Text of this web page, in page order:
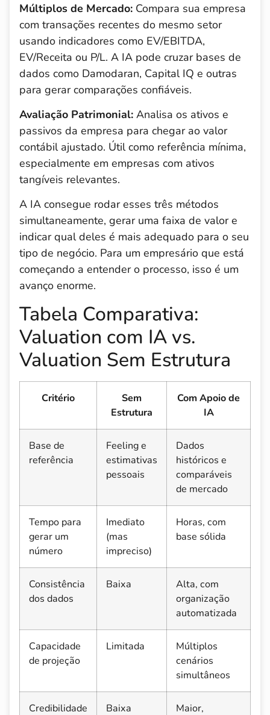
Múltiplos de Mercado: Compara sua empresa
com transações recentes do mesmo setor
usando indicadores como EV/EBITDA,
EV/Receita ou P/L. A IA pode cruzar bases de
dados como Damodaran, Capital IQ e outras
para gerar comparações confiáveis.
Avaliação Patrimonial: Analisa os ativos e
passivos da empresa para chegar ao valor
contábil ajustado. Útil como referência mínima,
especialmente em empresas com ativos
tangíveis relevantes.
A IA consegue rodar esses três métodos
simultaneamente, gerar uma faixa de valor e
indicar qual deles é mais adequado para o seu
tipo de negócio. Para um empresário que está
começando a entender o processo, isso é um
avanço enorme.
Tabela Comparativa:
Valuation com IA vs.
Valuation Sem Estrutura
Critério
Sem
Estrutura
Com Apoio de
IA
Base de
referência
Feeling e
estimativas
pessoais
Dados
históricos e
comparáveis
de mercado
Tempo para
gerar um
número
Imediato
(mas
impreciso)
Horas, com
base sólida
Consistência
dos dados
Baixa
Alta, com
organização
automatizada
Capacidade
de projeção
Limitada
Múltiplos
cenários
simultâneos
Credibilidade
Baixa
Maior,